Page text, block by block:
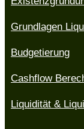
Grundlagen
Budgetierung
Cashflow
Liquidität &